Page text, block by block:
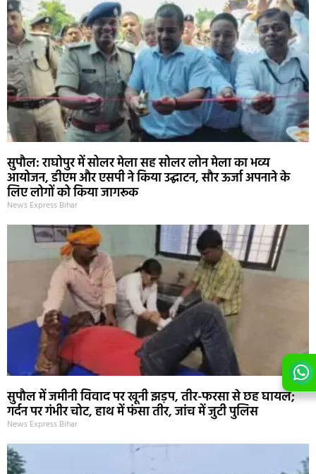
सुपौल: राघोपुर में सोलर मेला सह सोलर लोन मेला का भव्य
आयोजन, डीएम और एसपी ने किया उद्घाटन, सौर ऊर्जा अपनाने के
लिए लोगों को किया जागरूक
News Express Bihar
सुपौल में जमीनी विवाद पर खूनी झड़प, तीर-फरसा से छह घायल;
गर्दन पर गंभीर चोट, हाथ में फंसा तीर, जांच में जुटी पुलिस
News Express Bihar